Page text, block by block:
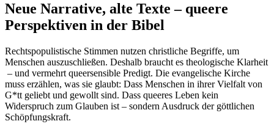
Neue Narrative, alte Texte – queere
Perspektiven in der Bibel
Rechtspopulistische Stimmen nutzen christliche Begriffe, um
Menschen auszuschließen. Deshalb braucht es theologische Klarheit
– und vermehrt queersensible Predigt. Die evangelische Kirche
muss erzählen, was sie glaubt: Dass Menschen in ihrer Vielfalt von
G*tt geliebt und gewollt sind. Dass queeres Leben kein
Widerspruch zum Glauben ist – sondern Ausdruck der göttlichen
Schöpfungskraft.